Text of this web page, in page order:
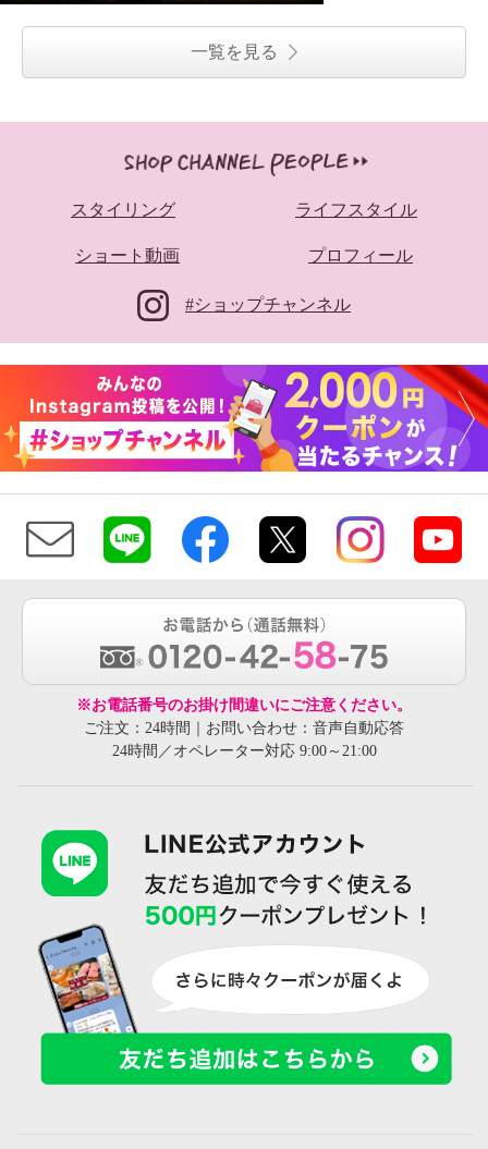
一覧を見る
スタイリング ライフスタイル
ショート動画 プロフィール
#ショップチャンネル
※お電話番号のお掛け間違いにご注意ください。
ご注文：24時間｜お問い合わせ：音声自動応答
24時間／オペレーター対応 9:00～21:00